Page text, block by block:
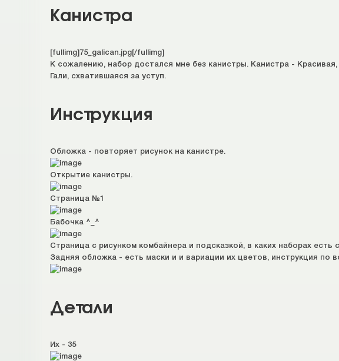
Канистра
[fullimg]75_galican.jpg[/fullimg]
К сожалению, набор достался мне без канистры. Канистра -
Гали, схватившаяся за уступ.
Инструкция
Обложка - повторяет рисунок на канистре.
Открытие канистры.
Страница №1
Бабочка ^_^
Страница с рисунком комбайнера и подсказкой, в каких наборах есть
Задняя обложка - есть маски и и вариации их цветов, инструкция по
Детали
Их - 35